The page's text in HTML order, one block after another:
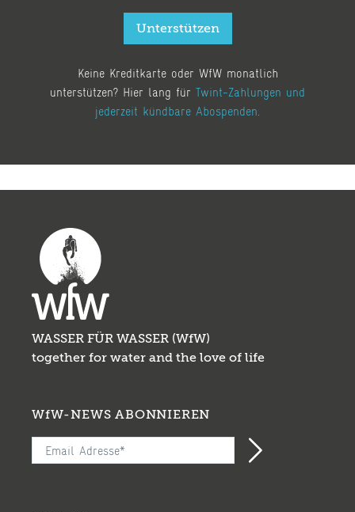
Unterstützen
Keine Kreditkarte oder WfW monatlich
unterstützen? Hier lang für Twint-Zahlungen und
jederzeit kündbare Abospenden
WASSER FÜR WASSER (WfW)
together for water and the love of life
WfW-NEWS ABONNIEREN